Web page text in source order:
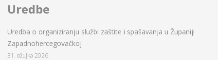
Uredbe
Uredba o organiziranju službi zaštite i spašavanja u Županiji
Zapadnohercegovačkoj
31. ožujka 2026.